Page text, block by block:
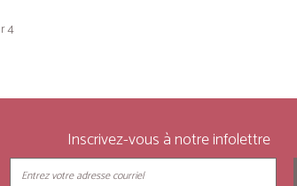
4
Inscrivez-vous à notre infolettre